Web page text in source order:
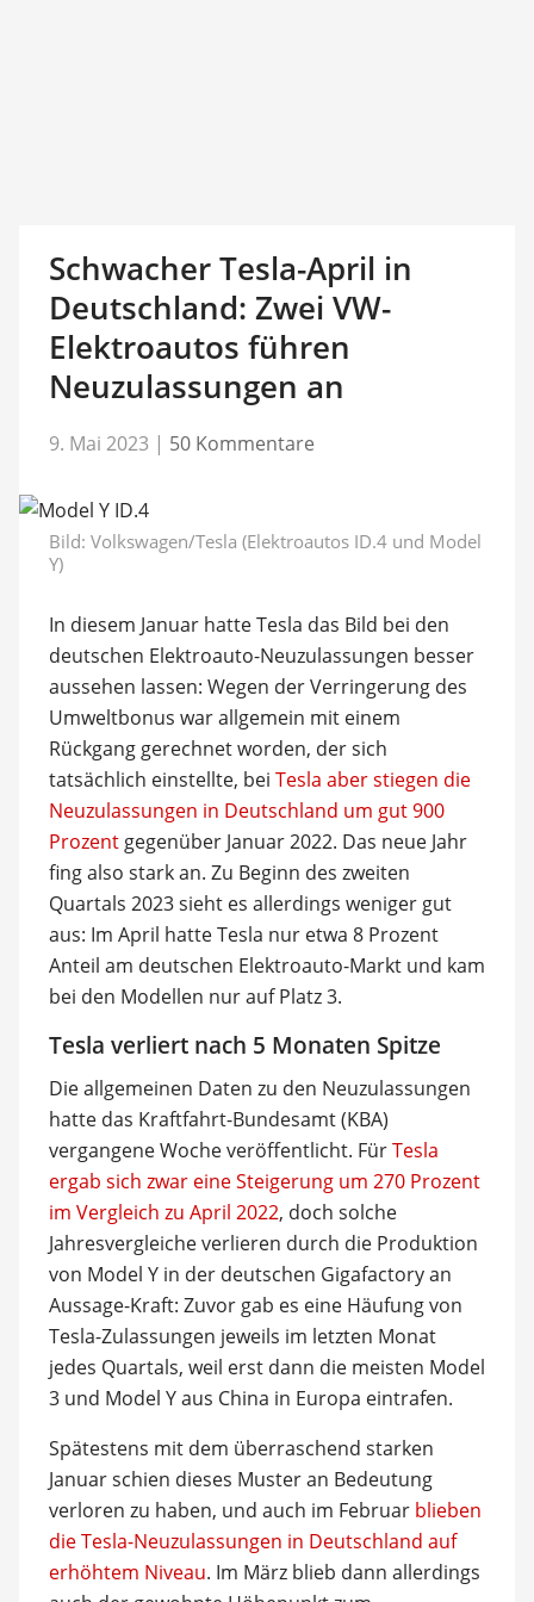
Schwacher Tesla-April in
Deutschland: Zwei VW-
Elektroautos führen
Neuzulassungen an
9. Mai 2023 | 50 Kommentare
Bild: Volkswagen/Tesla (Elektroautos ID.4 und Model
Y)
In diesem Januar hatte Tesla das Bild bei den
deutschen Elektroauto-Neuzulassungen besser
aussehen lassen: Wegen der Verringerung des
Umweltbonus war allgemein mit einem
Rückgang gerechnet worden, der sich
tatsächlich einstellte, bei Tesla aber stiegen die
Neuzulassungen in Deutschland um gut 900
Prozentgegenüber Januar 2022. Das neue Jahr
fing also stark an. Zu Beginn des zweiten
Quartals 2023 sieht es allerdings weniger gut
aus: Im April hatte Tesla nur etwa 8 Prozent
Anteil am deutschen Elektroauto-Markt und kam
bei den Modellen nur auf Platz 3.
Tesla verliert nach 5 Monaten Spitze
Die allgemeinen Daten zu den Neuzulassungen
hatte das Kraftfahrt-Bundesamt (KBA)
vergangene Woche veröffentlicht. FürTesla
ergab sich zwar eine Steigerung um 270 Prozent
im Vergleich zu April 2022, doch solche
Jahresvergleiche verlieren durch die Produktion
von Model Y in der deutschen Gigafactory an
Aussage-Kraft: Zuvor gab es eine Häufung von
Tesla-Zulassungen jeweils im letzten Monat
jedes Quartals, weil erst dann die meisten Model
3 und Model Y aus China in Europa eintrafen.
Spätestens mit dem überraschend starken
Januar schien dieses Muster an Bedeutung
verloren zu haben, und auch im Februar blieben
die Tesla-Neuzulassungen in Deutschland auf
erhöhtem Niveau. Im März blieb dann allerdings